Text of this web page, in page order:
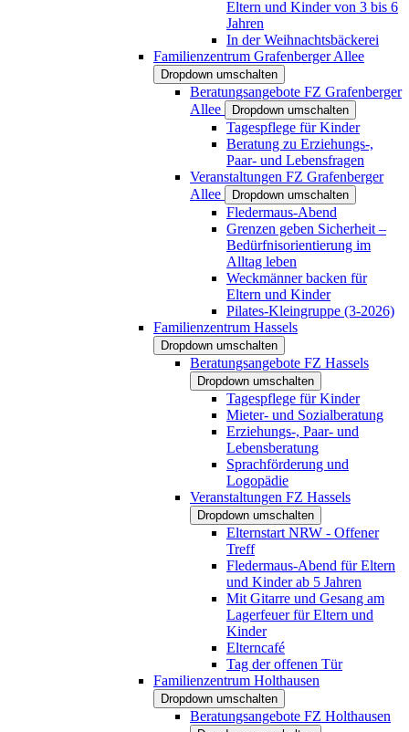
Eltern und Kinder von 3 bis 6
Jahren
In der Weihnachtsbäckerei
Familienzentrum Grafenberger Allee
Dropdown umschalten
Beratungsangebote FZ Grafenberger
Allee
Dropdown umschalten
Tagespflege für Kinder
Beratung zu Erziehungs-,
Paar- und Lebensfragen
Veranstaltungen FZ Grafenberger
Allee
Dropdown umschalten
Fledermaus-Abend
Grenzen geben Sicherheit –
Bedürfnisorientierung im
Alltag leben
Weckmänner backen für
Eltern und Kinder
Pilates-Kleingruppe (3-2026)
Familienzentrum Hassels
Dropdown umschalten
Beratungsangebote FZ Hassels
Dropdown umschalten
Tagespflege für Kinder
Mieter- und Sozialberatung
Erziehungs-, Paar- und
Lebensberatung
Sprachförderung und
Logopädie
Veranstaltungen FZ Hassels
Dropdown umschalten
Elternstart NRW - Offener
Treff
Fledermaus-Abend für Eltern
und Kinder ab 5 Jahren
Mit Gitarre und Gesang am
Lagerfeuer für Eltern und
Kinder
Elterncafé
Tag der offenen Tür
Familienzentrum Holthausen
Dropdown umschalten
Beratungsangebote FZ Holthausen